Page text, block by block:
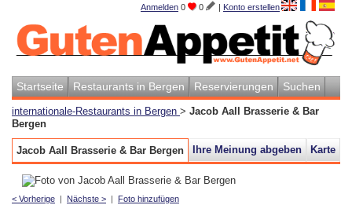
Anmelden 0 0 | Konto erstellen
Startseite Restaurants in Bergen Reservierungen Suchen
internationale-Restaurants in Bergen > Jacob Aall Brasserie & Bar
Bergen
Jacob Aall Brasserie & Bar Bergen Ihre Meinung abgeben Karte
< Vorherige | Nächste > | Foto hinzufügen